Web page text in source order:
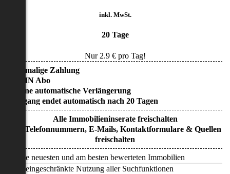
inkl. MwSt.
20 Tage
Nur 2.9€ pro Tag!
• Einmalige Zahlung
• KEIN Abo
• Keine automatische Verlängerung
• Zugang endet automatisch nach 20 Tagen
Alle Immobilieninserate freischalten
Alle Telefonnummern, E-Mails, Kontaktformulare & Quellen
freischalten
Alle neuesten und am besten bewerteten Immobilien
Uneingeschränkte Nutzung aller Suchfunktionen